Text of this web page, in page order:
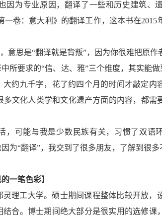
因为专业原因，翻译了一些和历史建筑、
一卷： 意大利》 的翻译工作，这本书在2015
，意思是“翻译就是背叛”，因为你很难把原作
所要求的“信、达、雅”三个维度，其实能做
大约九千字，花了约四个月的时间才敲定内
多文化人类学和文化遗产方面的内容，都需
，可能与我是少数民族有关，习惯了双语
为“翻译”，我交到了很多朋友，了解到很多
一笔色彩】
理工大学。硕士期间课程整体比较开放，
合。博士期间绝大部分是很实用的选修课